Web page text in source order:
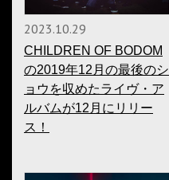
2023.10.29
CHILDREN OF BODOM
の2019年12月の最後のシ
ョウを収めたライヴ・ア
ルバムが12月にリリー
ス！